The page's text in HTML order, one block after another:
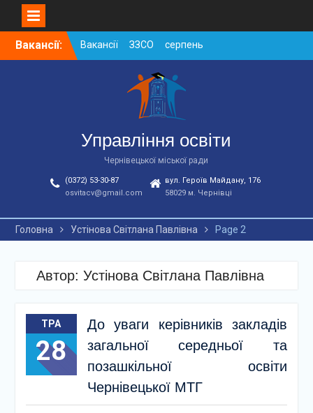
SkipВакансії:
Вакансії ЗЗСО серпень
2026
Вакансії ЗЗСО червень
Вакансії у ЗДО та
дошкільних підрозділах
ЗЗСО станом на
01.08.2026 р.
Управління освіти
Чернівецької міської ради
(0372) 53-30-87
osvitacv@gmail.com
вул. Героїв Майдану, 176
58029 м. Чернівці
Головна Устінова Світлана Павлівна Page 2
Автор: Устінова Світлана Павлівна
ТРА
28
До уваги керівників закладів
загальної середньої та
позашкільної освіти
Чернівецької МТГ